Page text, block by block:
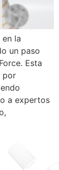
la
un paso
Esta
por
a expertos